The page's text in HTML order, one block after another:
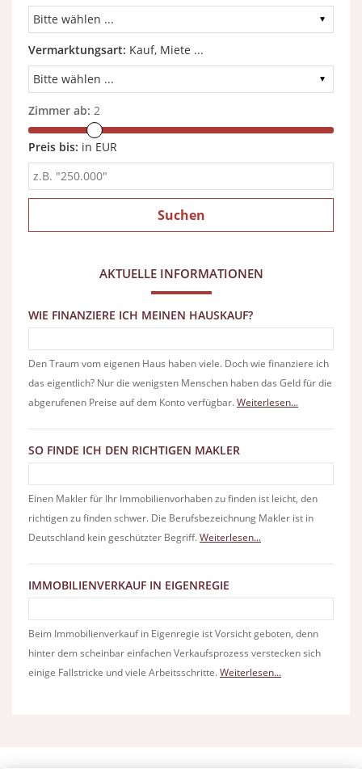
Vermarktungsart: Kauf, Miete ...
Zimmer ab: 2
Preis bis: in EUR
AKTUELLE INFORMATIONEN
WIE FINANZIERE ICH MEINEN HAUSKAUF?
Den Traum vom eigenen Haus haben viele. Doch wie finanziere ich
das eigentlich? Nur die wenigsten Menschen haben das Geld für die
abgerufenen Preise auf dem Konto verfügbar.Weiterlesen...
SO FINDE ICH DEN RICHTIGEN MAKLER
Einen Makler für Ihr Immobilienvorhaben zu finden ist leicht, den
richtigen zu finden schwer. Die Berufsbezeichnung Makler ist in
Deutschland kein geschützter Begriff.Weiterlesen...
IMMOBILIENVERKAUF IN EIGENREGIE
Beim Immobilienverkauf in Eigenregie ist Vorsicht geboten, denn
hinter dem scheinbar einfachen Verkaufsprozess verstecken sich
einige Fallstricke und viele Arbeitsschritte.Weiterlesen...